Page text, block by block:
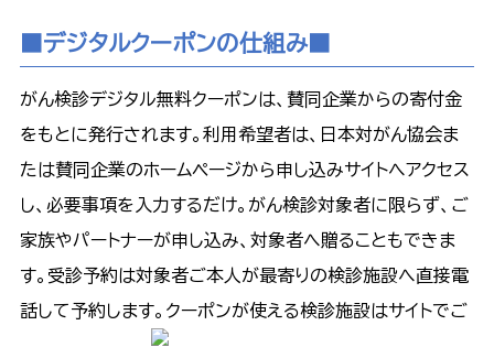
■デジタルクーポンの仕組み■
がん検診デジタル無料クーポンは、賛同企業からの寄付金
をもとに発行されます。利用希望者は、日本対がん協会ま
たは賛同企業のホームページから申し込みサイトへアクセス
し、必要事項を入力するだけ。がん検診対象者に限らず、ご
家族やパートナーが申し込み、対象者へ贈ることもできま
す。受診予約は対象者ご本人が最寄りの検診施設へ直接電
話して予約します。クーポンが使える検診施設はサイトでご